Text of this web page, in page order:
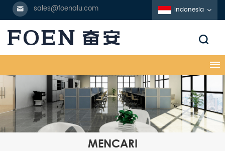
sales@foenalu.com Indonesia
MENCARI